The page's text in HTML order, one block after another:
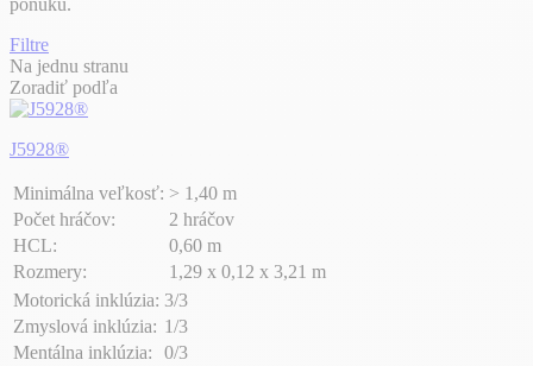
ponuku.
Filtre
Na jednu stranu
Zoradiť podľa
J5928®
Minimálna veľkosť: > 1,40 m
Počet hráčov:
2 hráčov
HCL:
0,60 m
Rozmery:
1,29 x 0,12 x 3,21 m
Motorická inklúzia: 3/3
Zmyslová inklúzia: 1/3
Mentálna inklúzia:
0/3